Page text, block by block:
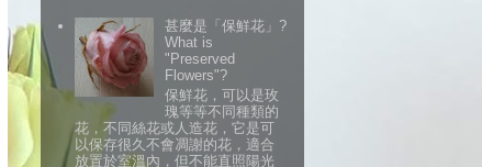
甚麼是「保鮮花」?
What is
"Preserved
Flowers"?
保鮮花，可以是玫
瑰等等不同種類的
花，不同絲花或人造花，它是可
以保存很久不會凋謝的花，適合
放置於室溫內，但不能直照陽光